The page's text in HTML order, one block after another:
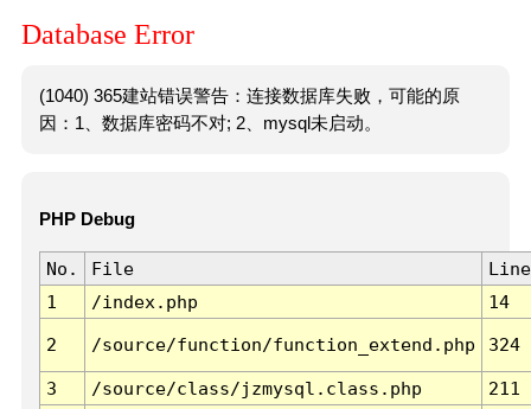
Database Error
(1040) 365建站错误警告：连接数据库失败，可能的原
因：1、数据库密码不对; 2、mysql未启动。
PHP Debug
No. File
Line
1
/index.php 14
2 /source/function/function_extend.php 324
3 /source/class/jzmysql.class.php
211